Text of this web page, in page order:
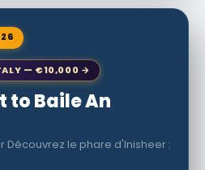
— €10,000 →
to Baile An
Découvrez le phare d'Inisheer :